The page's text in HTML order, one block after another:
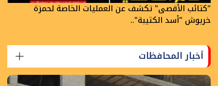
"كتائب الأقصى" تكشف عن العمليات الخاصة لحمزة
خريوش "أسد الكتيبة"..
أخبار المحافظات